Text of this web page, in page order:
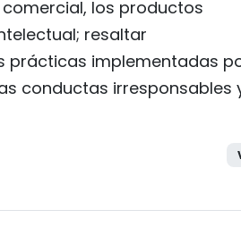
los productos
resaltar
prácticas implementadas
conductas irresponsables